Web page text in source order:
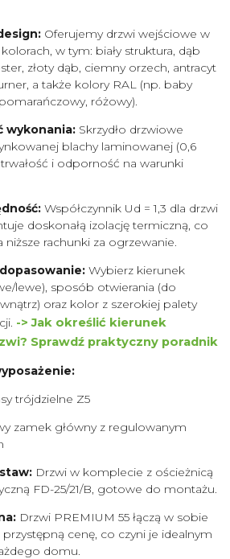
Oferujemy drzwi wejściowe w
w tym: biały struktura, dąb
złoty dąb, ciemny orzech, antracyt
a także kolory RAL (np. baby
różowy).
wykonania: Skrzydło drzwiowe
blachy laminowanej (0,6
i odporność na warunki
Współczynnik Ud = 1,3 dla drzwi
doskonałą izolację termiczną, co
niższe rachunki za ogrzewanie.
Wybierz kierunek
lewe), sposób otwierania (do
oraz kolor z szerokiej palety
-> Jak określić kierunek
Sprawdź praktyczny poradnik
trójdzielne Z5
zamek główny z regulowanym
Drzwi w komplecie z ościeżnicą
FD-25/21/B, gotowe do montażu.
Drzwi PREMIUM 55 łączą w sobie
cenę, co czyni je idealnym
domu.